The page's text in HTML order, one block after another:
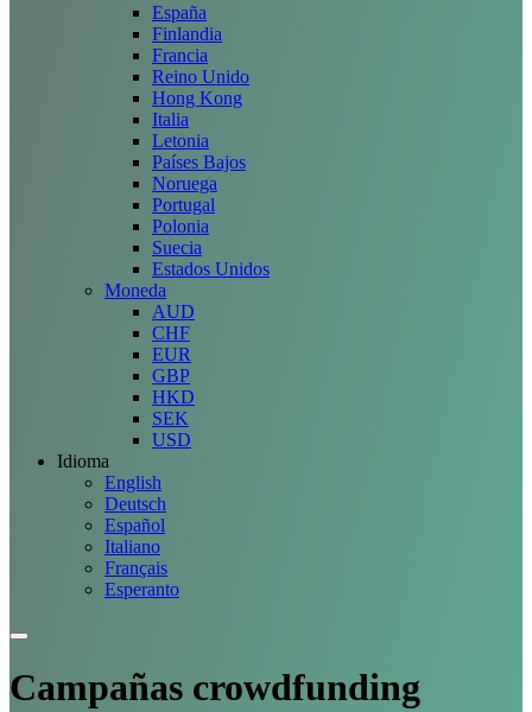
España
Finlandia
Francia
Reino Unido
Hong Kong
Italia
Letonia
Países Bajos
Noruega
Portugal
Polonia
Suecia
Estados Unidos
Moneda
AUD
CHF
EUR
GBP
HKD
SEK
USD
Idioma
English
Deutsch
Español
Italiano
Français
Esperanto
Campañas crowdfunding